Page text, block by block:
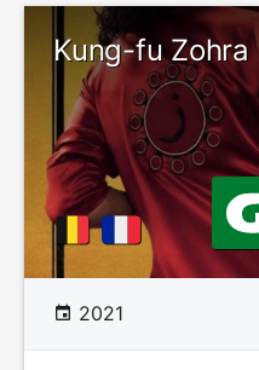
Kung-fu Zohra
2021